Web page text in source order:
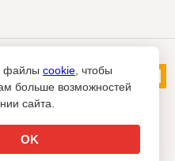
файлы cookie , чтобы
больше возможностей
сайта.
OK